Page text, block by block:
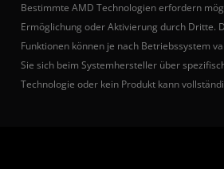
Bestimmte AMD Technologien erfordern
Ermöglichung oder Aktivierung durch Dritte.
Funktionen können je nach Betriebssystem
Sie sich beim Systemhersteller über
Technologie oder kein Produkt kann